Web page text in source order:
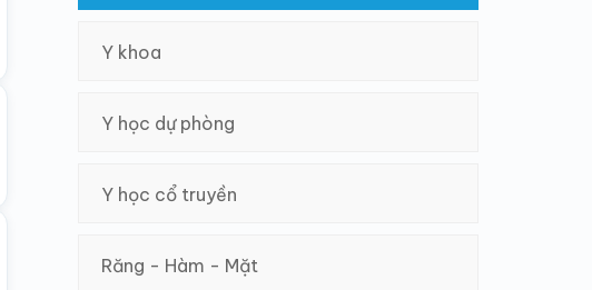
Y khoa
Y học dự phòng
Y học cổ truyền
Răng - Hàm - Mặt